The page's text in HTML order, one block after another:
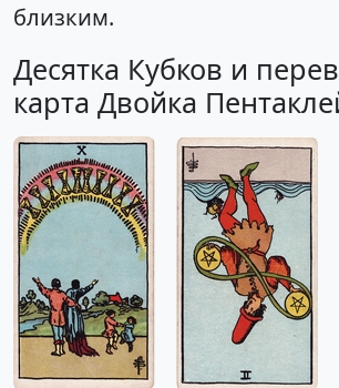
близким.
Десятка Кубков и
карта Двойка